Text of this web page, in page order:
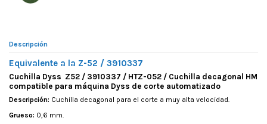
Descripción
Equivalente a la Z-52 / 3910337
Cuchilla Dyss Z52 / 3910337 / HTZ-052 / Cuchilla decagonal HM
compatible para máquina Dyss de corte automatizado
Descripción: Cuchilla decagonal para el corte a muy alta velocidad.
Grueso: 0,6 mm.